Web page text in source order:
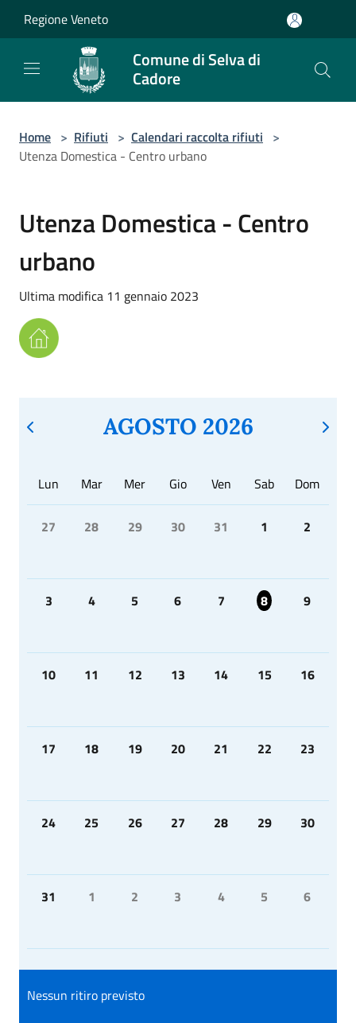
Regione Veneto
Comune di Selva di
Cadore
Home > Rifiuti > Calendari raccolta rifiuti >
Utenza Domestica - Centro urbano
Utenza Domestica - Centro
urbano
Ultima modifica 11 gennaio 2023
AGOSTO 2026
Lun Mar Mer Gio Ven Sab Dom
27 28 29 30 31 1 2
3 4 5 6 7 8 9
10 11 12 13 14 15 16
17 18 19 20 21 22 23
24 25 26 27 28 29 30
31 1 2 3 4 5 6
Nessun ritiro previsto